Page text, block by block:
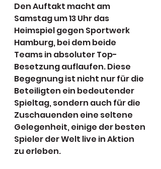
Den Auftakt macht am
Samstag um 13 Uhr das
Heimspiel gegen Sportwerk
Hamburg, bei dem beide
Teams in absoluter Top-
Besetzung auflaufen. Diese
Begegnung ist nicht nur für die
Beteiligten ein bedeutender
Spieltag, sondern auch für die
Zuschauenden eine seltene
Gelegenheit, einige der besten
Spieler der Welt live in Aktion
zu erleben.